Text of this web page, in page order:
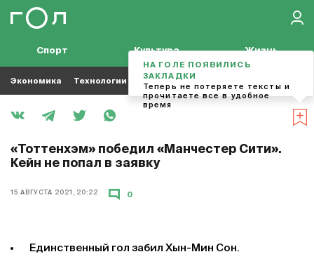
Спорт Культура Жизнь
Экономика Технологии Кино Футбол
«Тоттенхэм» победил «Манчестер Сити».
Кейн не попал в заявку
15 АВГУСТА 2021, 20:22 0
Единственный гол забил Хын-Мин Сон.
НА ГОЛЕ ПОЯВИЛИСЬ
ЗАКЛАДКИ
Теперь не потеряете тексты и
прочитаете все в удобное
время